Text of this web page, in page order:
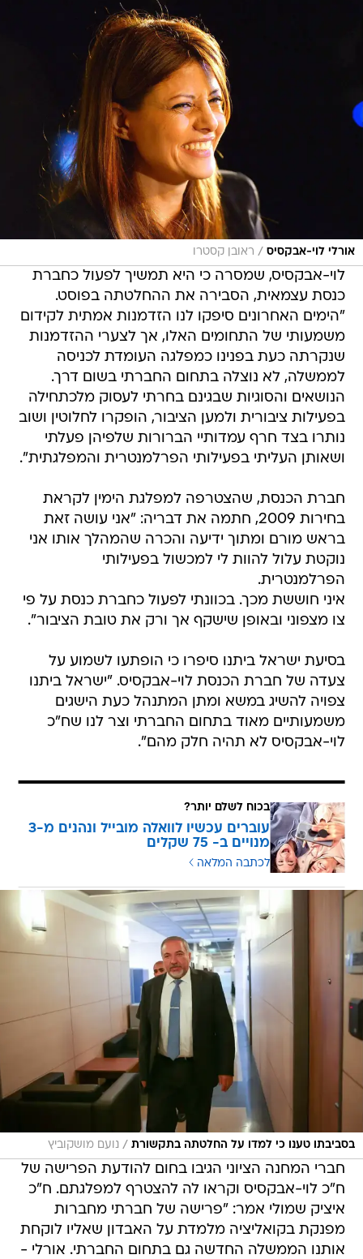
אורלי לוי-אבקסיס / ראובן קסטרו
לוי-אבקסיס, שמסרה כי היא תמשיך לפעול כחברת
כנסת עצמאית, הסבירה את ההחלטתה בפוסט.
"הימים האחרונים סיפקו לנו הזדמנות אמתית לקידום
משמעותי של התחומים האלו, אך לצערי ההזדמנות
שנקרתה כעת בפנינו כמפלגה העומדת לכניסה
לממשלה, לא נוצלה בתחום החברתי בשום דרך.
הנושאים והסוגיות שבגינם בחרתי לעסוק מלכתחילה
בפעילות ציבורית ולמען הציבור, הופקרו לחלוטין ושוב
נותרו בצד חרף עמדותיי הברורות שלפיהן פעלתי
ושאותן העליתי בפעילותי הפרלמנטרית והמפלגתית".
חברת הכנסת, שהצטרפה למפלגת הימין לקראת
בחירות 2009, חתמה את דבריה: "אני עושה זאת
בראש מורם ומתוך ידיעה והכרה שהמהלך אותו אני
נוקטת עלול להוות לי למכשול בפעילותי
הפרלמנטרית.
איני חוששת מכך. בכוונתי לפעול כחברת כנסת על פי
צו מצפוני ובאופן שישקף אך ורק את טובת הציבור".
בסיעת ישראל ביתנו סיפרו כי הופתעו לשמוע על
צעדה של חברת הכנסת לוי-אבקסיס. "ישראל ביתנו
צפויה להשיג במשא ומתן המתנהל כעת הישגים
משמעותיים מאוד בתחום החברתי וצר לנו שח"כ
לוי-אבקסיס לא תהיה חלק מהם".
בכוח לשלם יותר?
עוברים עכשיו לוואלה מובייל ונהנים מ-3
מנויים ב- 75 שקלים
לכתבה המלאה
בסביבתו טענו כי למדו על החלטתה בתקשורת / נועם מושקוביץ
חברי המחנה הציוני הגיבו בחום להודעת הפרישה של
ח"כ לוי-אבקסיס וקראו לה להצטרף למפלגתם. ח"כ
איציק שמולי אמר: "פרישה של חברתי מחברות
מפנקת בקואליציה מלמדת על האבדון שאליו לוקחת
אותנו הממשלה החדשה גם בתחום החברתי. אורלי -